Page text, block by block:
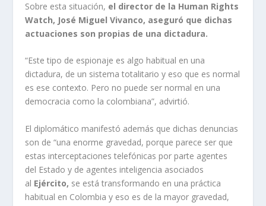
Sobre esta situación, el director de la Human Rights
Watch, José Miguel Vivanco, aseguró que dichas
actuaciones son propias de una dictadura.
“Este tipo de espionaje es algo habitual en una
dictadura, de un sistema totalitario y eso que es normal
es ese contexto. Pero no puede ser normal en una
democracia como la colombiana”, advirtió.
El diplomático manifestó además que dichas denuncias
son de “una enorme gravedad, porque parece ser que
estas interceptaciones telefónicas por parte agentes
del Estado y de agentes inteligencia asociados
al Ejército, se está transformando en una práctica
habitual en Colombia y eso es de la mayor gravedad,